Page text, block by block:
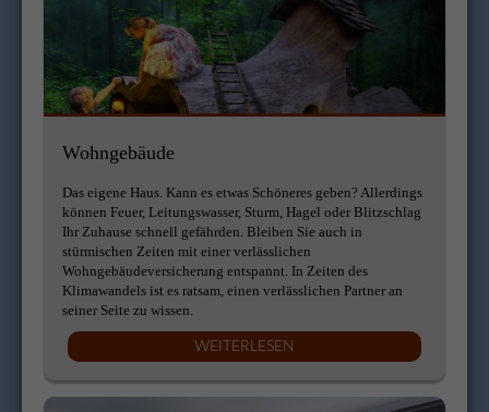
Wohngebäude
Das eigene Haus. Kann es etwas Schöneres geben? Allerdings
können Feuer, Leitungswasser, Sturm, Hagel oder Blitzschlag
Ihr Zuhause schnell gefährden. Bleiben Sie auch in
stürmischen Zeiten mit einer verlässlichen
Wohngebäudeversicherung entspannt. In Zeiten des
Klimawandels ist es ratsam, einen verlässlichen Partner an
seiner Seite zu wissen.
WEITERLESEN